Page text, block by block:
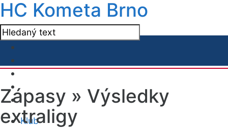
HC Kometa Brno
Klub
Zápasy » Výsledky
extraligy